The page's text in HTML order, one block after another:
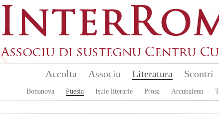
Accolta Associu Literatura
Bonanova Puesia Isule literarie Prosa Arcubalenu
Scontri